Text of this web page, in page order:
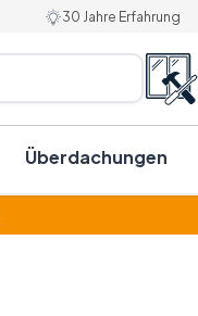
30 Jahre Erfahrung
Überdachungen